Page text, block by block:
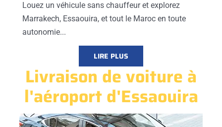
Louez un véhicule sans chauffeur et explorez
Marrakech, Essaouira, et tout le Maroc en toute
autonomie...
LIRE PLUS
Livraison de voiture à
l'aéroport d'Essaouira